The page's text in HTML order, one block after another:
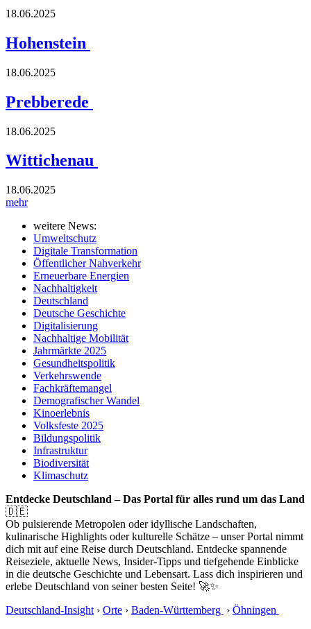
18.06.2025
Hohenstein
18.06.2025
Prebberede
18.06.2025
Wittichenau
18.06.2025
mehr
weitere News:
Umweltschutz
Digitale Transformation
Öffentlicher Nahverkehr
Erneuerbare Energien
Nachhaltigkeit
Deutschland
Deutsche Geschichte
Digitalisierung
Nachhaltige Mobilität
Jahrmärkte 2025
Gesundheitspolitik
Verkehrswende
Fachkräftemangel
Demografischer Wandel
Kinoerlebnis
Volksfeste 2025
Bildungspolitik
Infrastruktur
Biodiversität
Klimaschutz
Entdecke Deutschland – Das Portal für alles rund um das Land
🇩🇪
Ob pulsierende Metropolen oder idyllische Landschaften,
kulinarische Highlights oder kulturelle Schätze – unser Portal nimmt
dich mit auf eine Reise durch Deutschland. Entdecke spannende
Reiseziele, aktuelle News, Insider-Tipps und tiefgehende Einblicke
in die deutsche Geschichte und Lebensart. Lass dich inspirieren und
erlebe Deutschland von seiner besten Seite! 🚀✨
Deutschland-Insight › Orte › Baden-Württemberg › Öhningen